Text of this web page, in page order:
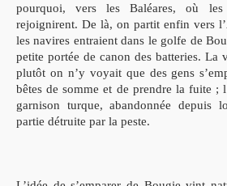
pourquoi, vers les Baléares, où
rejoignirent. De là, on partit enfin vers
les navires entraient dans le golfe de
petite portée de canon des batteries. La
plutôt on n’y voyait que des gens
bêtes de somme et de prendre la fuite ;
garnison turque, abandonnée depuis
partie détruite par la peste.